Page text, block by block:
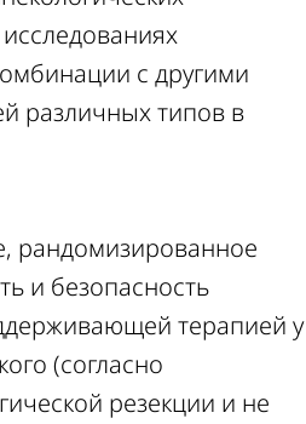
с другими
различных типов в
рандомизированное
и безопасность
терапией у
(согласно
резекции и не